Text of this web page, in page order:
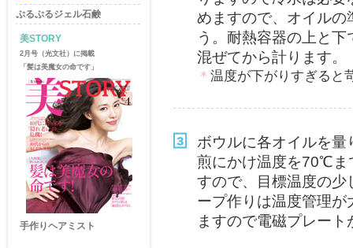
ぷるぷるジェル石鹸
美STORY
8月号（光文社）に掲載
「 美魔女の“朝美活”レシピ」
クレイパウダー手作りパッ
めますので、オイル
う。耐熱容器の上と
混ぜてから計ります。
＊ 温度が下がりすぎると
ボウルに各オイルを
煎にかけ温度を70℃ま
すので、目標温度の
ープ作りは温度管理
ますので電磁プレー